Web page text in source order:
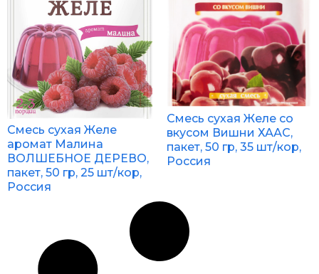
Смесь сухая Желе
аромат Малина
ВОЛШЕБНОЕ ДЕРЕВО,
пакет, 50 гр, 25 шт/кор,
Россия
Смесь сухая Желе со
вкусом Вишни ХААС,
пакет, 50 гр, 35 шт/кор,
Россия